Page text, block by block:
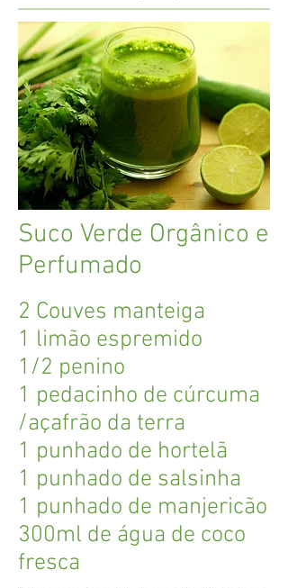
Suco Verde Orgânico e
Perfumado
2 Couves manteiga
1 limão espremido
1/2 penino
1 pedacinho de cúrcuma
/açafrão da terra
1 punhado de hortelã
1 punhado de salsinha
1 punhado de manjericão
300ml de água de coco
fresca